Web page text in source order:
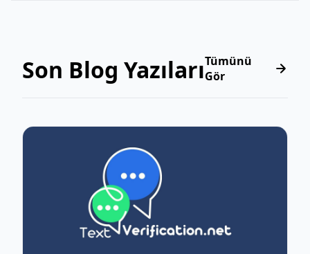
Son Blog YazılarıTümünü
Gör